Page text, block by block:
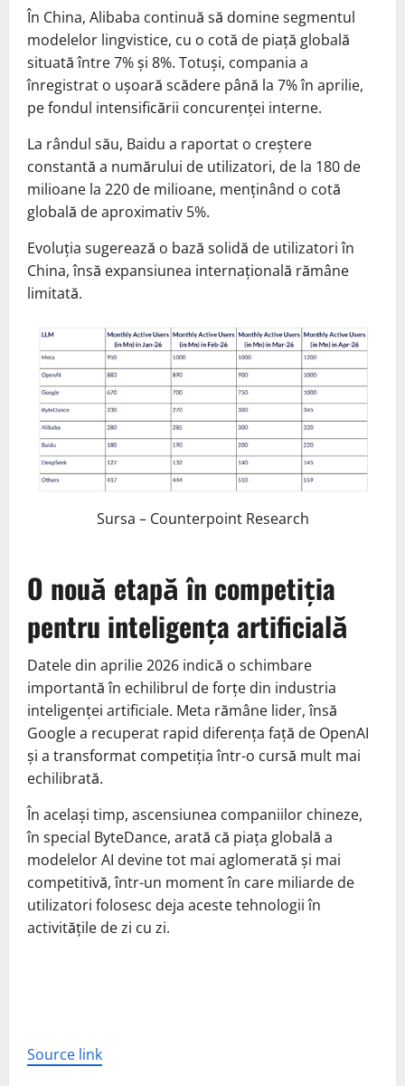
În China, Alibaba continuă să domine segmentul
modelelor lingvistice, cu o cotă de piață globală
situată între 7% și 8%. Totuși, compania a
înregistrat o ușoară scădere până la 7% în aprilie,
pe fondul intensificării concurenței interne.
La rândul său, Baidu a raportat o creștere
constantă a numărului de utilizatori, de la 180 de
milioane la 220 de milioane, menținând o cotă
globală de aproximativ 5%.
Evoluția sugerează o bază solidă de utilizatori în
China, însă expansiunea internațională rămâne
limitată.
Sursa – Counterpoint Research
O nouă etapă în competiția
pentru inteligența artificială
Datele din aprilie 2026 indică o schimbare
importantă în echilibrul de forțe din industria
inteligenței artificiale. Meta rămâne lider, însă
Google a recuperat rapid diferența față de OpenAI
și a transformat competiția într-o cursă mult mai
echilibrată.
În același timp, ascensiunea companiilor chineze,
în special ByteDance, arată că piața globală a
modelelor AI devine tot mai aglomerată și mai
competitivă, într-un moment în care miliarde de
utilizatori folosesc deja aceste tehnologii în
activitățile de zi cu zi.
Source link